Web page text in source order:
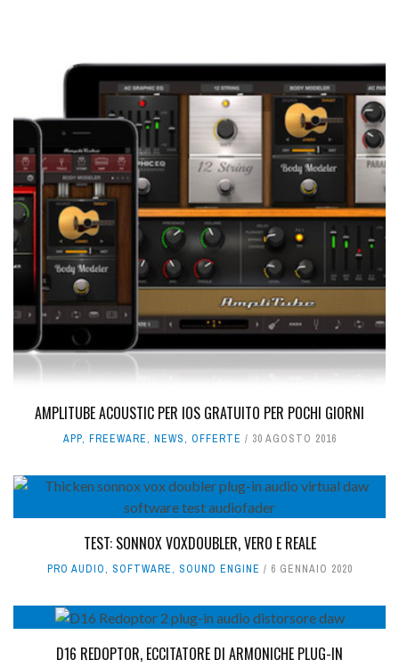
AMPLITUBE ACOUSTIC PER IOS GRATUITO PER POCHI GIORNI
APP, FREEWARE, NEWS, OFFERTE 30 AGOSTO 2016
TEST: SONNOX VOXDOUBLER, VERO E REALE
PRO AUDIO, SOFTWARE, SOUND ENGINE 6 GENNAIO 2020
D16 REDOPTOR, ECCITATORE DI ARMONICHE PLUG-IN